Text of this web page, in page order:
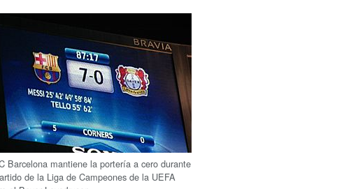
Barcelona mantiene la portería a cero durante
de la Liga de Campeones de la UEFA